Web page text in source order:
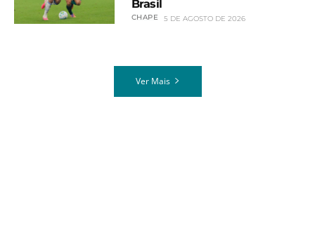
Brasil
CHAPE 5 DE AGOSTO DE 2026
Ver Mais